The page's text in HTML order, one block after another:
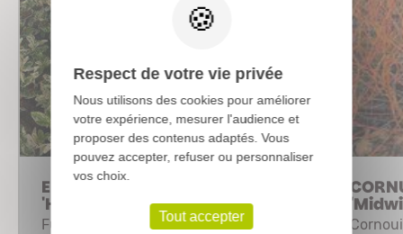
EUONYMUS fortunei
'Harlequin'
Fusain
Respect de votre vie privée
Nous utilisons des cookies pour améliorer
votre expérience, mesurer l'audience et
proposer des contenus adaptés. Vous
pouvez accepter, refuser ou personnaliser
vos choix.
Tout accepter